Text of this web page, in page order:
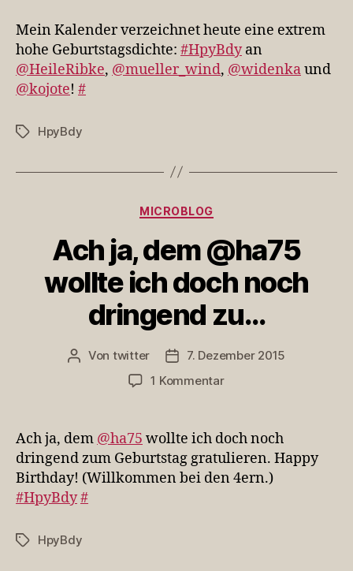
verzeichnet
heute
eine
extrem
Mein Kalender verzeichnet heute eine extrem
hohe Geburtstagsdichte: #HpyBdyan
@HeileRibke, @mueller_wind, @widenkaund
@kojote! #
Schlagwörter
HpyBdy
Kategorien
MICROBLOG
Ach ja, dem @ha75
wollte ich doch noch
dringend zu…
Beitragsautor
Von twitter Veröffentlichungsdatum
7. Dezember 2015
1 Kommentarzu
dem
@ha75
wollte
ich
Ach ja, dem @ha75 wollte ich doch noch
dringend zum Geburtstag gratulieren. Happy
Birthday! (Willkommen bei den 4ern.)
#HpyBdy#
Schlagwörter
HpyBdy